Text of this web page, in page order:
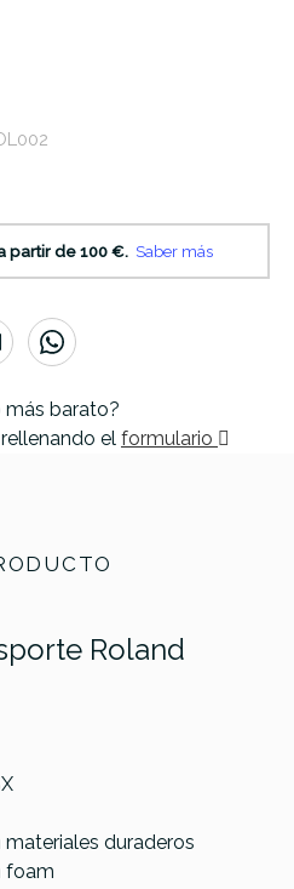
barato?
el formulario
Roland
duraderos
foam